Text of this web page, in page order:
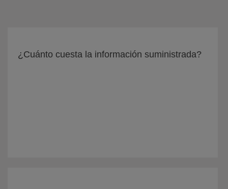
¿Cuánto cuesta la información suministrada?